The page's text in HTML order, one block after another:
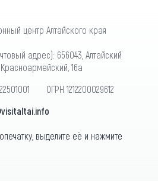
центр Алтайского края
адрес): 656043, Алтайский
16а
ОГРН 1212200029612
выделите её и нажмите